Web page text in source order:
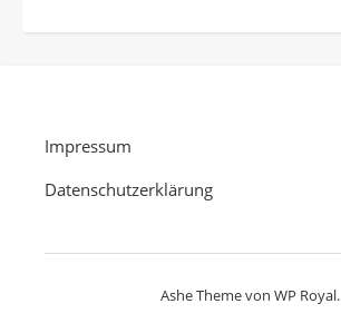
Impressum
Datenschutzerklärung
Ashe Theme von WP Royal.